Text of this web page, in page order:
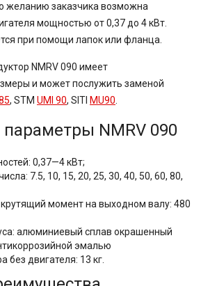
желанию заказчика возможна
мощностью от 0,37 до 4 кВт.
при помощи лапок или фланца.
NMRV 090 имеет
и может послужить заменой
, STM UMI 90, SITI MU90
параметры NMRV 090
0,37—4 кВт;
7.5, 10, 15, 20, 25, 30, 40, 50, 60, 80,
момент на выходном валу: 480
алюминиевый сплав окрашенный
эмалью
без двигателя: 13 кг.